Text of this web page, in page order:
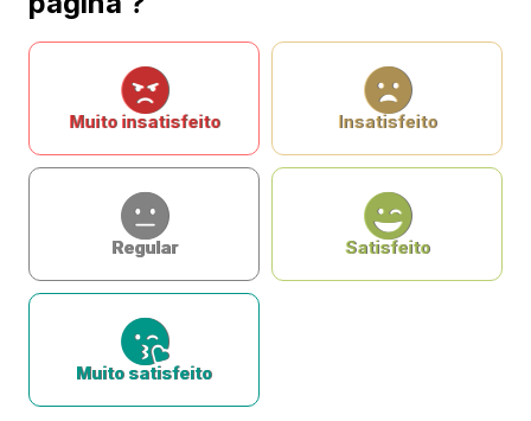
Muito insatisfeito Insatisfeito
Regular Satisfeito
Muito satisfeito